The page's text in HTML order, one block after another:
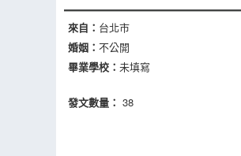
來自： 台北市
婚姻： 不公開
畢業學校： 未填寫
發文數量： 38